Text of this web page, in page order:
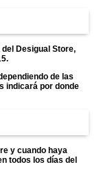
Desigual Store,
de las
indicará por donde
y cuando haya
todos los días del